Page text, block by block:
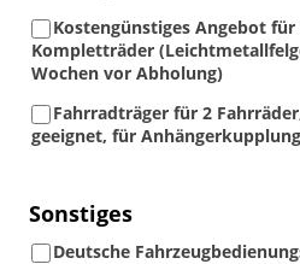
Kostengünstiges Angebot
Kompletträder
Wochen vor Abholung)
Fahrradträger für 2
geeignet, für Anhängerkupplung
Sonstiges
Deutsche